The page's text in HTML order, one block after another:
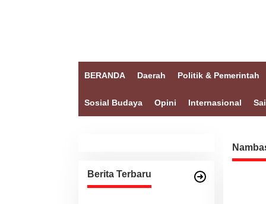
BERANDA Daerah Politik & Pemerintah
Sosial Budaya Opini Internasional
Berita Terbaru